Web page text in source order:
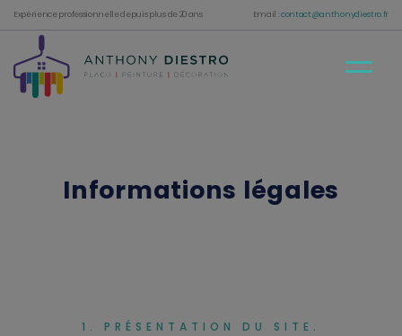
Expérience professionnelle depuis plus de 20 ans Email :contact@anthonydiestro.fr
Informations légales
1. PRÉSENTATION DU SITE.